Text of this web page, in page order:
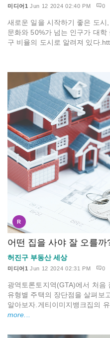
미디어1 Jun 12 2024 02:40 PM 0
새로운 일을 시작하기 좋은 도
문화와 50%가 넘는 인구가 대
구 비율의 도시로 알려져 있다
R
어떤 집을 사야 잘 오를까
허진구 부동산 세상
미디어1 Jun 12 2024 02:31 PM 0
광역토론토지역(GTA)에서 처음
유형별 주택의 장단점을 살펴보
알아보자.게티이미지뱅크집의
more...